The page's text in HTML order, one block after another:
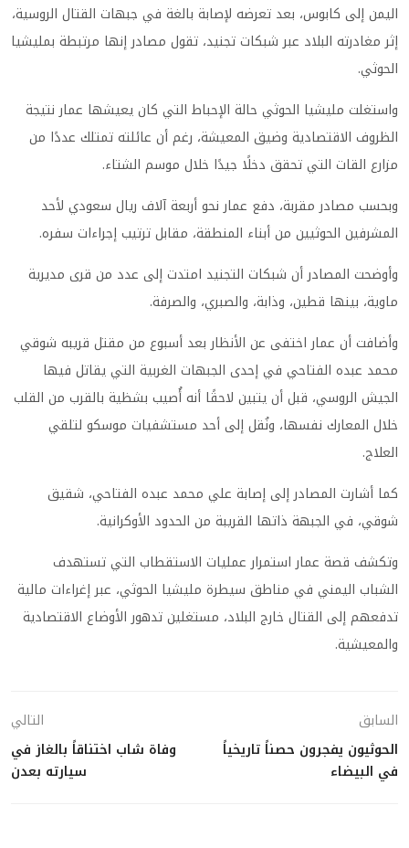
اليمن إلى كابوس، بعد تعرضه لإصابة بالغة في جبهات القتال الروسية،
إثر مغادرته البلاد عبر شبكات تجنيد، تقول مصادر إنها مرتبطة بمليشيا
الحوثي.
واستغلت مليشيا الحوثي حالة الإحباط التي كان يعيشها عمار نتيجة
الظروف الاقتصادية وضيق المعيشة، رغم أن عائلته تمتلك عددًا من
مزارع القات التي تحقق دخلًا جيدًا خلال موسم الشتاء.
وبحسب مصادر مقربة، دفع عمار نحو أربعة آلاف ريال سعودي لأحد
المشرفين الحوثيين من أبناء المنطقة، مقابل ترتيب إجراءات سفره.
وأوضحت المصادر أن شبكات التجنيد امتدت إلى عدد من قرى مديرية
ماوية، بينها قطين، وذابة، والصبري، والصرفة.
وأضافت أن عمار اختفى عن الأنظار بعد أسبوع من مقتل قريبه شوقي
محمد عبده الفتاحي في إحدى الجبهات الغربية التي يقاتل فيها
الجيش الروسي، قبل أن يتبين لاحقًا أنه أُصيب بشظية بالقرب من القلب
خلال المعارك نفسها، ونُقل إلى أحد مستشفيات موسكو لتلقي
العلاج.
كما أشارت المصادر إلى إصابة علي محمد عبده الفتاحي، شقيق
شوقي، في الجبهة ذاتها القريبة من الحدود الأوكرانية.
وتكشف قصة عمار استمرار عمليات الاستقطاب التي تستهدف
الشباب اليمني في مناطق سيطرة مليشيا الحوثي، عبر إغراءات مالية
تدفعهم إلى القتال خارج البلاد، مستغلين تدهور الأوضاع الاقتصادية
والمعيشية.
السابق
الحوثيون يفجرون حصناً تاريخياً
في البيضاء
التالي
وفاة شاب اختناقاً بالغاز في
سيارته بعدن